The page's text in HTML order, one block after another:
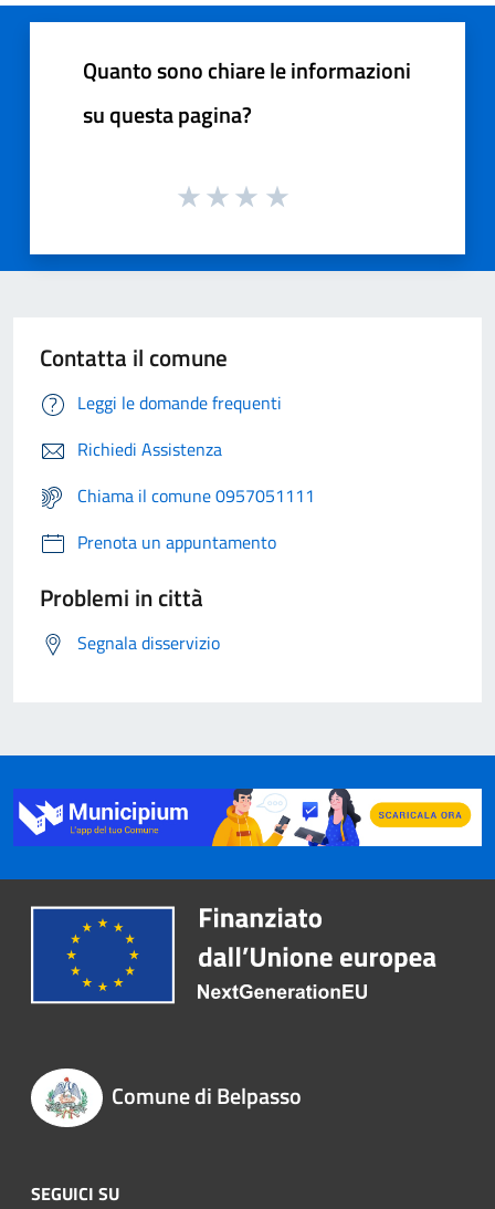
Quanto sono chiare le informazioni
su questa pagina?
Contatta il comune
Leggi le domande frequenti
Richiedi Assistenza
Chiama il comune 0957051111
Prenota un appuntamento
Problemi in città
Segnala disservizio
Comune di Belpasso
SEGUICI SU